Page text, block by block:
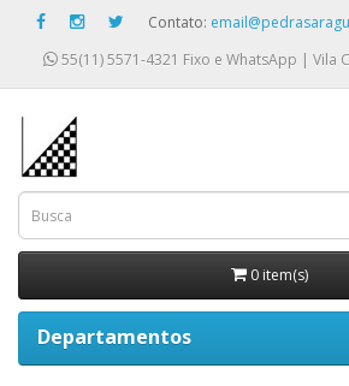
Contato:
55(11) 5571-4321 Fixo e WhatsApp | Vila
0 item(s)
Departamentos